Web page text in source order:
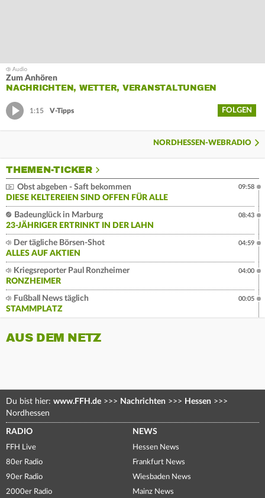
Zum Anhören
NACHRICHTEN, WETTER, VERANSTALTUNGEN
1:15 V-Tipps FOLGEN
NORDHESSEN-WEBRADIO
THEMEN-TICKER
Obst abgeben - Saft bekommen
DIESE KELTEREIEN SIND OFFEN FÜR ALLE
09:58
Badeunglück in Marburg
23-JÄHRIGER ERTRINKT IN DER LAHN
08:43
Der tägliche Börsen-Shot
ALLES AUF AKTIEN
04:59
Kriegsreporter Paul Ronzheimer
RONZHEIMER
04:00
Fußball News täglich
STAMMPLATZ
00:05
AUS DEM NETZ
Du bist hier: www.FFH.de >>> Nachrichten >>> Hessen >>>
Nordhessen
RADIO
FFH Live
80er Radio
90er Radio
2000er Radio
NEWS
Hessen News
Frankfurt News
Wiesbaden News
Mainz News